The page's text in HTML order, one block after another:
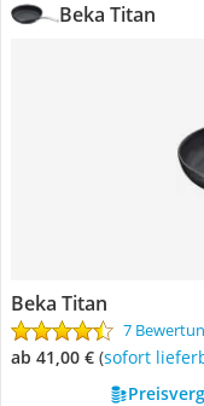
Beka Titan
Beka Titan
7
ab 41,00 € ( Sofort